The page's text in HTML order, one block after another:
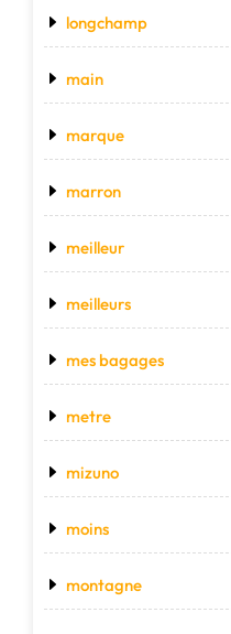
longchamp
main
marque
marron
meilleur
meilleurs
mes bagages
metre
mizuno
moins
montagne